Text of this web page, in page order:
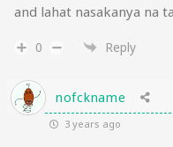
and lahat nasakanya na
0 Reply
nofckname
3 years ago